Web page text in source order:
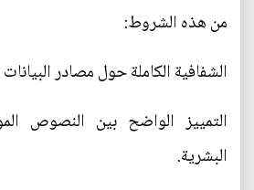
من هذه الشروط:
الشفافية الكاملة حول مصادر
التمييز الواضح بين النصوص
البشرية.